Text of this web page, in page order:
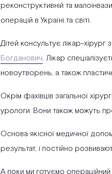
реконструктивній та
операцій в Україні та світі.
Дітей консультує лікар-хірург
Богданович. Лікар
новоутворень, а також
Окрім фахівців загальної
урологи. Вони також можуть
Основа якісної медичної
результат, і постійно
А поки ми готуємо